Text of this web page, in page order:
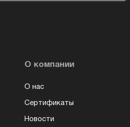
О компании
О нас
Сертификаты
Новости